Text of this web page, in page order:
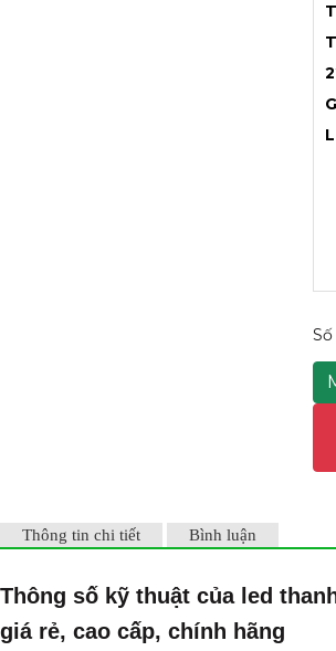
Thông tin chi tiết Bình luận
Thông số kỹ thuật của led
giá rẻ, cao cấp, chính hãng